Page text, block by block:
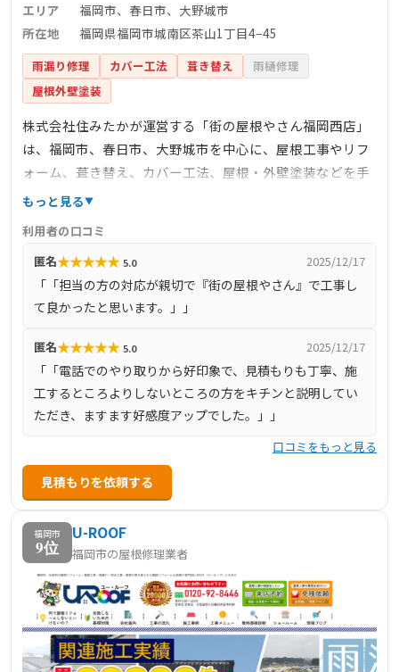
エリア
福岡市、春日市、大野城市
所在地
福岡県福岡市城南区茶山1丁目4−45
雨漏り修理 カバー工法 葺き替え
雨樋修理
屋根外壁塗装
株式会社住みたかが運営する「街の屋根やさん福岡西店」
は、福岡市、春日市、大野城市を中心に、屋根工事やリフ
ォーム、葺き替え、カバー工法、屋根・外壁塗装などを手
掛けています。お客様の安全で快適な住まいを守るため、
見積もりまで無料で対応し、納得の価格と品質を提供して
います。
もっと見る
利用者の口コミ
匿名★★★★★ 5.0 2025/12/17
「「担当の方の対応が親切で『街の屋根やさん』で工事し
て良かったと思います。」」
匿名★★★★★ 5.0 2025/12/17
「「電話でのやり取りから好印象で、見積もりも丁寧、施
工するところよりしないところの方をキチンと説明してい
ただき、ますます好感度アップでした。」」
口コミをもっと見る
見積もりを依頼する
福岡市
9位
U-ROOF
福岡市の屋根修理業者